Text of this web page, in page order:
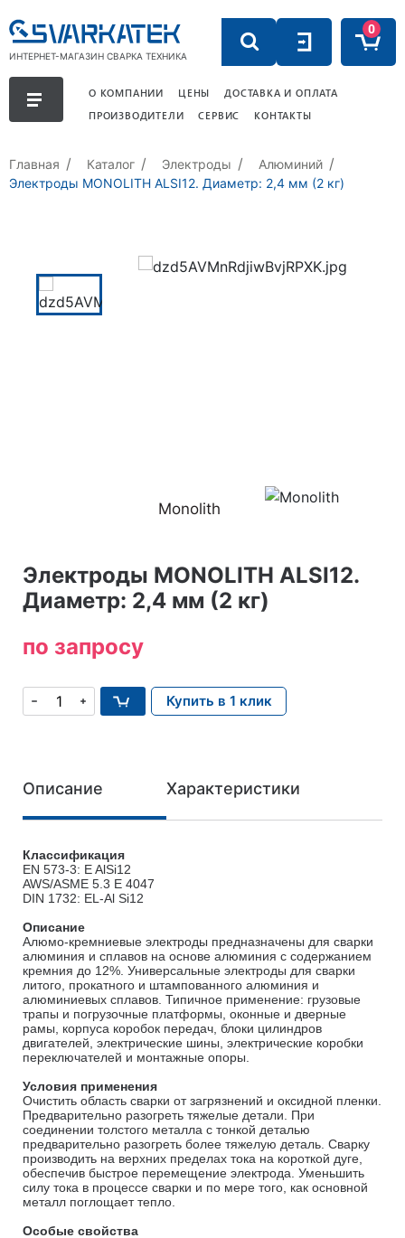
ИНТЕРНЕТ-МАГАЗИН СВАРКА ТЕХНИКА
0
О КОМПАНИИ ЦЕНЫ
ДОСТАВКА И ОПЛАТА
ПРОИЗВОДИТЕЛИ
СЕРВИС КОНТАКТЫ
Главная Каталог Электроды
Алюминий
Электроды MONOLITH ALSI12. Диаметр: 2,4 мм (2 кг)
Monolith
Электроды MONOLITH ALSI12.
Диаметр: 2,4 мм (2 кг)
по запросу
Купить в 1 клик
Описание Характеристики
Классификация
EN 573-3: E AlSi12
AWS/ASME 5.3 E 4047
DIN 1732: EL-Al Si12
Описание
Алюмо-кремниевые электроды предназначены для сварки
алюминия и сплавов на основе алюминия с содержанием
кремния до 12%. Универсальные электроды для сварки
литого, прокатного и штампованного алюминия и
алюминиевых сплавов. Типичное применение: грузовые
трапы и погрузочные платформы, оконные и дверные
рамы, корпуса коробок передач, блоки цилиндров
двигателей, электрические шины, электрические коробки
переключателей и монтажные опоры.
Условия применения
Очистить область сварки от загрязнений и оксидной пленки.
Предварительно разогреть тяжелые детали. При
соединении толстого металла с тонкой деталью
предварительно разогреть более тяжелую деталь. Сварку
производить на верхних пределах тока на короткой дуге,
обеспечив быстрое перемещение электрода. Уменьшить
силу тока в процессе сварки и по мере того, как основной
металл поглощает тепло.
Особые свойства